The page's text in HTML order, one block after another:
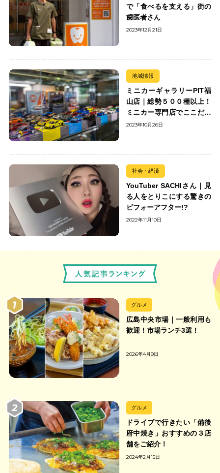
で「食べるを支える」街の
歯医者さん
2023年12月21日
地域情報
ミニカーギャラリーPIT福
山店｜総勢５００種以上！
ミニカー専門店でここだけ
の出会いを楽しもう
2023年10月26日
社会・経済
YouTuber SACHIさん｜見
る人をとりこにする驚きの
ビフォーアフター!?
2022年11月10日
グルメ
広島中央市場｜一般利用も
歓迎！市場ランチ3選！
2026年4月9日
グルメ
ドライブで行きたい「備後
府中焼き」おすすめの３店
舗をご紹介！
2024年2月15日